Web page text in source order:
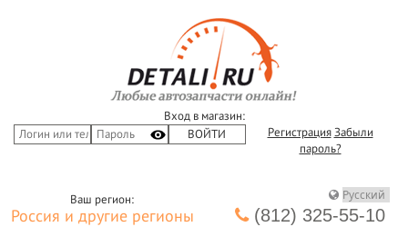
Вход в магазин:
Регистрация Забыли
пароль?
Ваш регион:
Россия и другие регионы
(812) 325-55-10